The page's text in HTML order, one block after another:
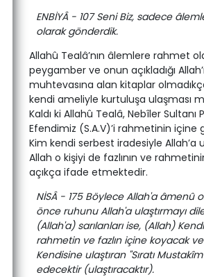
ENBİYÂ - 107 Seni Biz, sadece
olarak gönderdik.
Allahû Tealâ’nın âlemlere rahmet
peygamber ve onun açıkladığı
muhtevasına alan kitaplar
kendi ameliyle kurtuluşa ulaşması
Kaldı ki Allahû Tealâ, Nebîler Sultanı
Efendimiz (S.A.V)’i rahmetinin içine
Kim kendi serbest iradesiyle Allah’a
Allah o kişiyi de fazlının ve
açıkça ifade etmektedir.
NİSÂ - 175 Böylece Allah'a âmenû
önce ruhunu Allah'a ulaştırmayı
(Allah'a) sarılanları ise, (Allah)
rahmetin ve fazlın içine koyacak ve
Kendisine ulaştıran "Sıratı
edecektir (ulaştıracaktır).